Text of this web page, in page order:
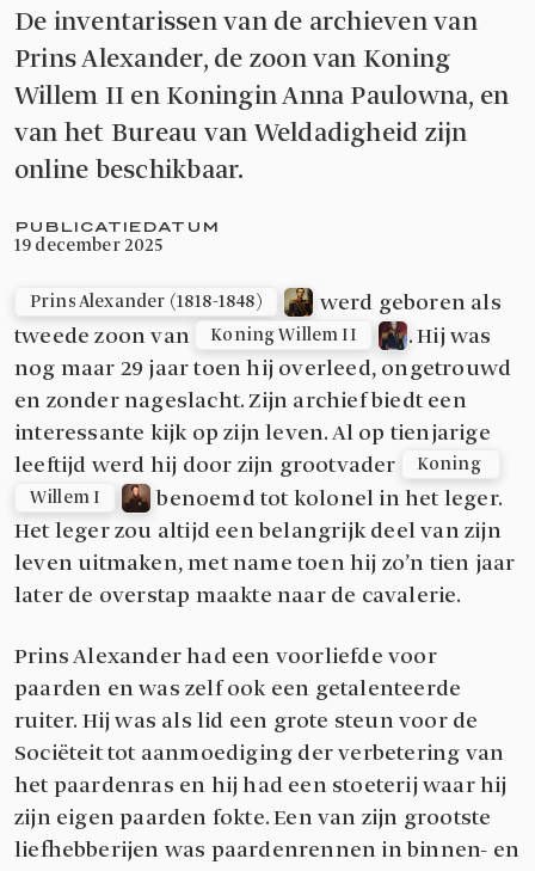
De inventarissen van de archieven van
Prins Alexander, de zoon van Koning
Willem II en Koningin Anna Paulowna, en
van het Bureau van Weldadigheid zijn
online beschikbaar.
PUBLICATIEDATUM
19 december 2025
Prins Alexander (1818-1848)
werd geboren als
tweede zoon van
Koning Willem II
. Hij was
nog maar 29 jaar toen hij overleed, ongetrouwd
en zonder nageslacht. Zijn archief biedt een
interessante kijk op zijn leven. Al op tienjarige
leeftijd werd hij door zijn grootvader
Koning
Willem I
benoemd tot kolonel in het leger.
Het leger zou altijd een belangrijk deel van zijn
leven uitmaken, met name toen hij zo’n tien jaar
later de overstap maakte naar de cavalerie.
Prins Alexander had een voorliefde voor
paarden en was zelf ook een getalenteerde
ruiter. Hij was als lid een grote steun voor de
Sociëteit tot aanmoediging der verbetering van
het paardenras en hij had een stoeterij waar hij
zijn eigen paarden fokte. Een van zijn grootste
liefhebberijen was paardenrennen in binnen- en